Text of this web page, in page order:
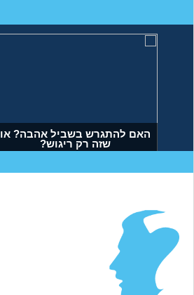
האם להתגרש בשביל אהבה? או
שזה רק ריגוש?